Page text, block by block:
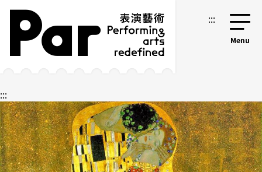
跳到主要內容區塊
網站導覽 :::
:::